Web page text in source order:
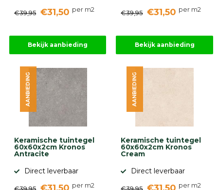
€39,95 €31,50 per m2
Bekijk aanbieding
€39,95 €31,50 per m2
Bekijk aanbieding
Keramische tuintegel
60x60x2cm Kronos
Antracite
Direct leverbaar
per m2
AANBIEDING
Keramische tuintegel
60x60x2cm Kronos
Cream
Direct leverbaar
per m2
AANBIEDING